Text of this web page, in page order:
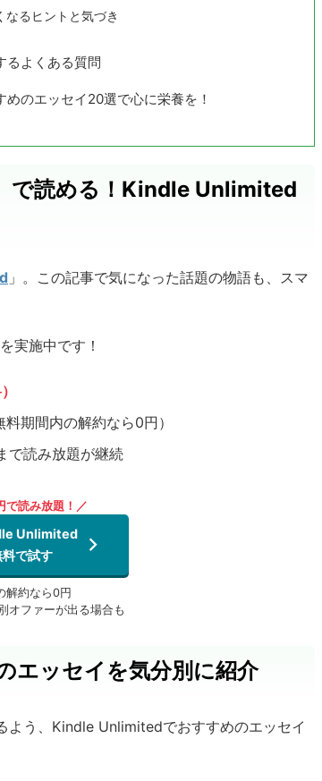
なるヒントと気づき
よくある質問
のエッセイ20選で心に栄養を！
で読める！Kindle Unlimited
」。この記事で気になった話題の物語も、スマ
を実施中です！
期間内の解約なら0円）
で読み放題が継続
で読み放題！／
Unlimited
で試す
解約なら0円
オファーが出る場合も
ッセイを気分別に紹介
よう、Kindle Unlimitedでおすすめのエッセイ